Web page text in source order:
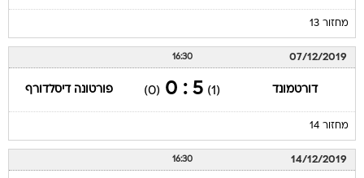
מחזור 13
07/12/2019
16:30
דורטמונד (1)
5 : 0
(0) פורטונה דיסלדורף
מחזור 14
14/12/2019
16:30